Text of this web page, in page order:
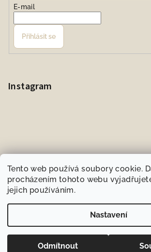
Tento web používá soubory cookie.
procházením tohoto webu
jejich používáním.
Nastavení
Odmítnout
E-mail
Přihlásit se
Instagram
Sledovat na Instagramu
BIOneeds.cz